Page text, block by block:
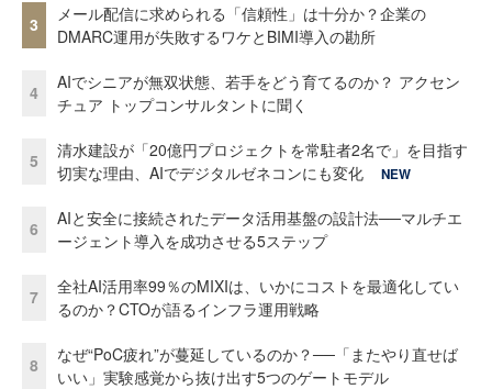
3
メール配信に求められる「信頼性」は十分か？企業の
DMARC運用が失敗するワケとBIMI導入の勘所
4
AIでシニアが無双状態、若手をどう育てるのか？ アクセン
チュア トップコンサルタントに聞く
5
清水建設が「20億円プロジェクトを常駐者2名で」を目指す
切実な理由、AIでデジタルゼネコンにも変化
NEW
6
AIと安全に接続されたデータ活用基盤の設計法──マルチエ
ージェント導入を成功させる5ステップ
7
全社AI活用率99％のMIXIは、いかにコストを最適化してい
るのか？CTOが語るインフラ運用戦略
8
なぜ“PoC疲れ”が蔓延しているのか？──「またやり直せば
いい」実験感覚から抜け出す5つのゲートモデル